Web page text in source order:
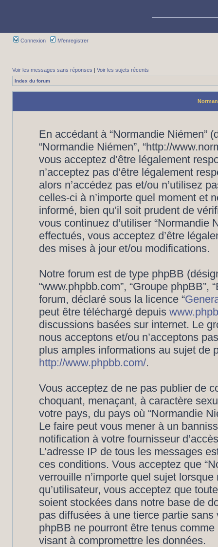
Connexion M’enregistrer
Voir les messages sans réponses | Voir les sujets récents
Index du forum
En accédant à “Normandie Niémen”
“Normandie Niémen”, “http://
vous acceptez d’être légalement
n’acceptez pas d’être légalement
alors n’accédez pas et/ou n’utilisez
celles-ci à n’importe quel moment et
informé, bien qu’il soit prudent de
vous continuez d’utiliser “Normandie
effectués, vous acceptez d’être
des mises à jour et/ou modifications.
Notre forum est de type phpBB
“www.phpbb.com”, “Groupe
forum, déclaré sous la licence “
peut être téléchargé depuis
discussions basées sur internet. Le
nous acceptons et/ou n’acceptons
plus amples informations au sujet de
http://www.phpbb.com/.
Vous acceptez de ne pas publier de
choquant, menaçant, à caractère
votre pays, du pays où “Normandie
Le faire peut vous mener à un
notification à votre fournisseur
L’adresse IP de tous les messages
ces conditions. Vous acceptez que
verrouille n’importe quel sujet
qu’utilisateur, vous acceptez que
soient stockées dans notre base de
pas diffusées à une tierce partie
phpBB ne pourront être tenus
visant à compromettre les données.